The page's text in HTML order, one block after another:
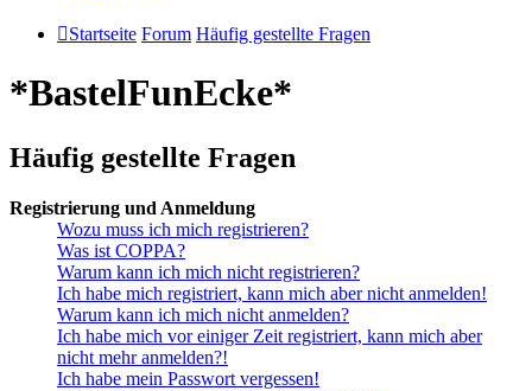
Startseite Forum Häufig gestellte Fragen
*BastelFunEcke*
Häufig gestellte Fragen
Registrierung und Anmeldung
Wozu muss ich mich registrieren?
Was ist COPPA?
Warum kann ich mich nicht registrieren?
Ich habe mich registriert, kann mich aber nicht anmelden!
Warum kann ich mich nicht anmelden?
Ich habe mich vor einiger Zeit registriert, kann mich aber
nicht mehr anmelden?!
Ich habe mein Passwort vergessen!